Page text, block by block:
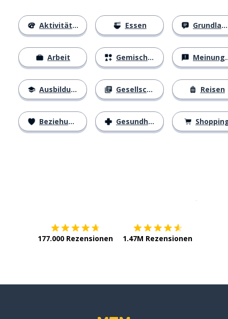
Aktivitäten
Arbeit
Ausbildung
Beziehungen
Essen
Gemischtes
Gesellschaft
Gesundheit
Grundlagen
Meinungen
Reisen
177.000 Rezensionen 1.47M Rezensionen